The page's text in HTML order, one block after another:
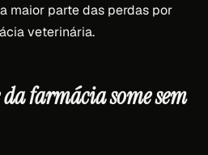
maior parte das perdas por
veterinária.
da farmácia some sem